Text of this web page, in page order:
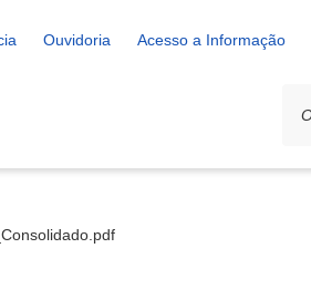
Ouvidoria Acesso a Informação